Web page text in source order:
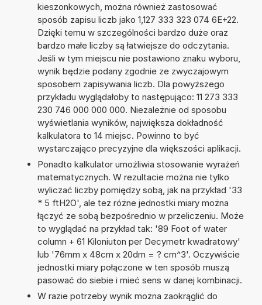
kieszonkowych, można również zastosować
sposób zapisu liczb jako 1,127 333 323 074 6E+22.
Dzięki temu w szczególności bardzo duże oraz
bardzo małe liczby są łatwiejsze do odczytania.
Jeśli w tym miejscu nie postawiono znaku wyboru,
wynik będzie podany zgodnie ze zwyczajowym
sposobem zapisywania liczb. Dla powyższego
przykładu wyglądałoby to następująco: 11 273 333
230 746 000 000 000. Niezależnie od sposobu
wyświetlania wyników, największa dokładność
kalkulatora to 14 miejsc. Powinno to być
wystarczająco precyzyjne dla większości aplikacji.
Ponadto kalkulator umożliwia stosowanie wyrażeń
matematycznych. W rezultacie można nie tylko
wyliczać liczby pomiędzy sobą, jak na przykład '33
* 5 ftH2O', ale też różne jednostki miary można
łączyć ze sobą bezpośrednio w przeliczeniu. Może
to wyglądać na przykład tak: '89 Foot of water
column + 61 Kiloniuton per Decymetr kwadratowy'
lub '76mm x 48cm x 20dm = ? cm^3'. Oczywiście
jednostki miary połączone w ten sposób muszą
pasować do siebie i mieć sens w danej kombinacji.
W razie potrzeby wynik można zaokrąglić do